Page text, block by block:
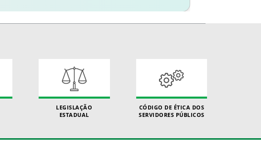
LEGISLAÇÃO
ESTADUAL
CÓDIGO DE ÉTICA DOS
SERVIDORES PÚBLICOS